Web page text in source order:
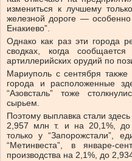
измениться к лучшему
железной дороге — особенно
Енакиево”.
Однако как раз эти города
сводках, когда
артиллерийских орудий по
Мариуполь с сентября также
города и расположенные
“Азовсталь” тоже
сырьем.
Поэтому выплавка стали
2,957 млн т. и на 20,1%, до
только у “Запорожстали”,
“Метинвеста”, в январе-
производства на 2,1%, до